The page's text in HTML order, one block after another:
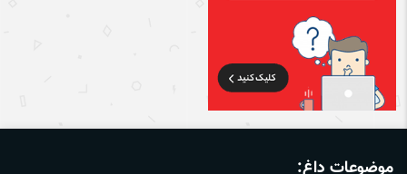
موضوعات داغ: